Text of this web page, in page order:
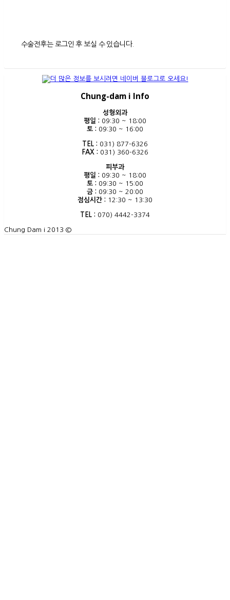
수술전후는 로그인 후 보실 수 있습니다.
Chung-dam i Info
성형외과
평일 : 09:30 ~ 18:00
토 : 09:30 ~ 16:00
TEL : 031) 877-6326
FAX : 031) 360-6326
피부과
평일 : 09:30 ~ 18:00
토 : 09:30 ~ 15:00
금 : 09:30 ~ 20:00
점심시간 : 12:30 ~ 13:30
TEL : 070) 4442-3374
Chung Dam i 2013 ©